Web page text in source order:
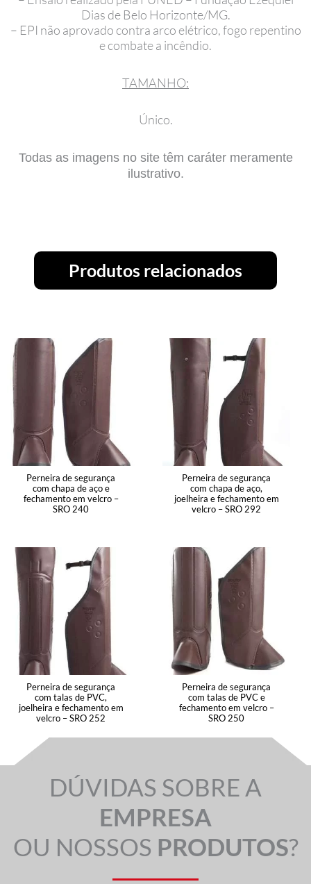
Dias de Belo Horizonte/MG.
– EPI não aprovado contra arco elétrico, fogo repentino
e combate a incêndio.
TAMANHO:
Único.
Todas as imagens no site têm caráter meramente
ilustrativo.
Produtos relacionados
Perneira de segurança
com chapa de aço e
fechamento em velcro –
SRO 240
Perneira de segurança
com chapa de aço,
joelheira e fechamento em
velcro – SRO 292
Perneira de segurança
com talas de PVC,
joelheira e fechamento em
velcro – SRO 252
Perneira de segurança
com talas de PVC e
fechamento em velcro –
SRO 250
DÚVIDAS SOBRE A
EMPRESA
OU NOSSOS PRODUTOS?